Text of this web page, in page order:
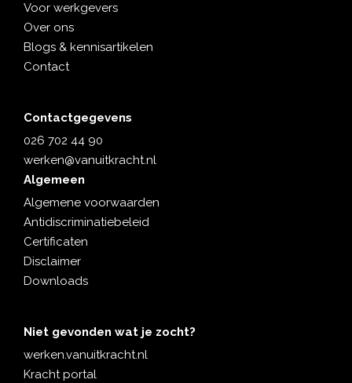
Voor werkgevers
Over ons
Blogs & kennisartikelen
Contact
Contactgegevens
026 702 44 90
werken@vanuitkracht.nl
Algemeen
Algemene voorwaarden
Antidiscriminatiebeleid
Certificaten
Disclaimer
Downloads
Niet gevonden wat je zocht?
werken.vanuitkracht.nl
Kracht portal